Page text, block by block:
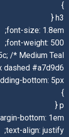
}
h3 {
font-size: 1.8em;
font-weight: 500;
/* Medium Teal */
#a7d9d6;
bottom: 5px;
}
p {
bottom: 1em;
text-align: justify;